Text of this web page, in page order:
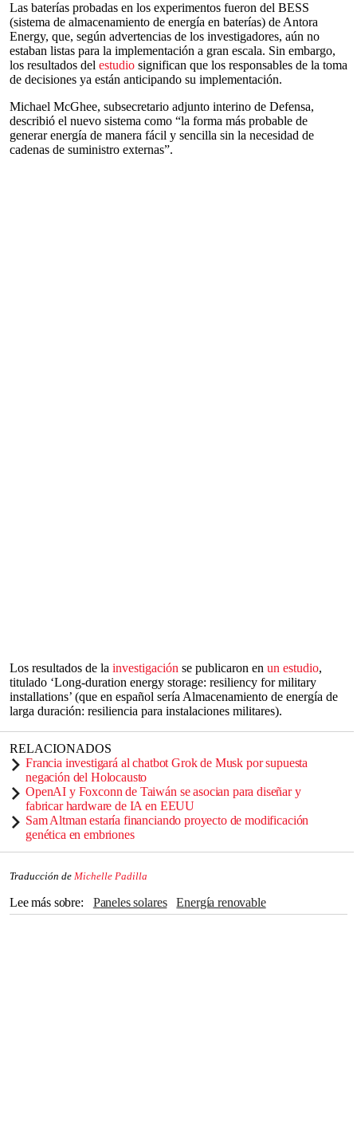
Las baterías probadas en los experimentos fueron del BESS
(sistema de almacenamiento de energía en baterías) de Antora
Energy, que, según advertencias de los investigadores, aún no
estaban listas para la implementación a gran escala. Sin embargo,
los resultados del estudio significan que los responsables de la toma
de decisiones ya están anticipando su implementación.
Michael McGhee, subsecretario adjunto interino de Defensa,
describió el nuevo sistema como “la forma más probable de
generar energía de manera fácil y sencilla sin la necesidad de
cadenas de suministro externas”.
Los resultados de la investigación se publicaron en un estudio,
titulado ‘Long-duration energy storage: resiliency for military
installations’ (que en español sería Almacenamiento de energía de
larga duración: resiliencia para instalaciones militares).
RELACIONADOS
Francia investigará al chatbot Grok de Musk por supuesta
negación del Holocausto
OpenAI y Foxconn de Taiwán se asocian para diseñar y
fabricar hardware de IA en EEUU
Sam Altman estaría financiando proyecto de modificación
genética en embriones
Traducción de Michelle Padilla
Lee más sobre paneles solares
Energía renovable